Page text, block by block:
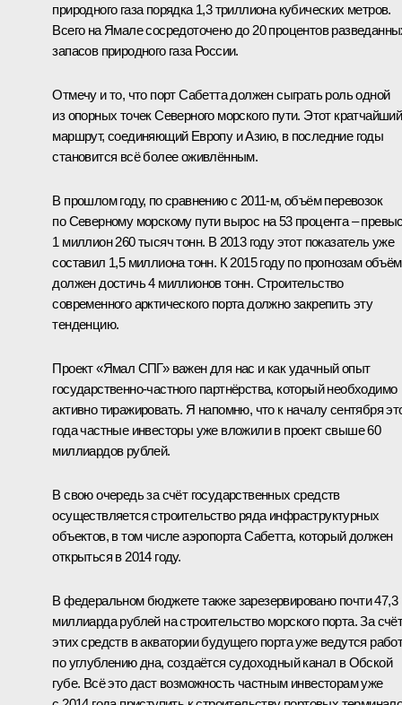
природного газа порядка 1,3 триллиона кубических метров.
Всего на Ямале сосредоточено до 20 процентов
запасов природного газа России.
Отмечу и то, что порт Сабетта должен сыграть роль одной
из опорных точек Северного морского пути. Этот кратчайший
маршрут, соединяющий Европу и Азию, в последние годы
становится всё более оживлённым.
В прошлом году, по сравнению с 2011-м, объём перевозок
по Северному морскому пути вырос на 53 процента –
1 миллион 260 тысяч тонн. В 2013 году этот показатель уже
составил 1,5 миллиона тонн. К 2015 году по прогнозам объём
должен достичь 4 миллионов тонн. Строительство
современного арктического порта должно закрепить эту
тенденцию.
Проект «Ямал СПГ» важен для нас и как удачный опыт
государственно-частного партнёрства, который необходимо
активно тиражировать. Я напомню, что к началу сентября
года частные инвесторы уже вложили в проект свыше 60
миллиардов рублей.
В свою очередь за счёт государственных средств
осуществляется строительство ряда инфраструктурных
объектов, в том числе аэропорта Сабетта, который должен
открыться в 2014 году.
В федеральном бюджете также зарезервировано почти 47,3
миллиарда рублей на строительство морского порта. За
этих средств в акватории будущего порта уже ведутся
по углублению дна, создаётся судоходный канал в Обской
губе. Всё это даст возможность частным инвесторам уже